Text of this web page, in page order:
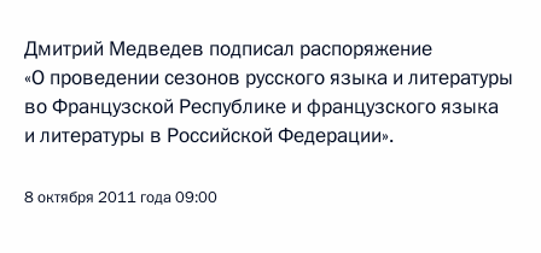
Дмитрий Медведев подписал распоряжение
«О проведении сезонов русского языка и литературы
во Французской Республике и французского языка
и литературы в Российской Федерации».
8 октября 2011 года09:00